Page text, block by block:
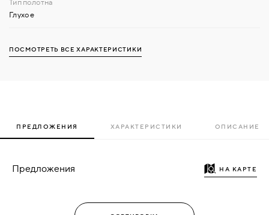
Глухое
ПОСМОТРЕТЬ ВСЕ ХАРАКТЕРИСТИКИ
ПРЕДЛОЖЕНИЯ ХАРАКТЕРИСТИКИ ОПИСАНИЕ
Предложения НА КАРТЕ